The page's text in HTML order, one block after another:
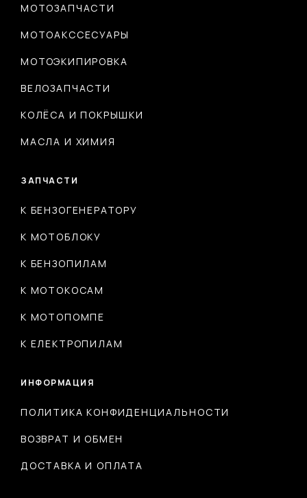
МОТОЗАПЧАСТИ
МОТОАКССЕСУАРЫ
МОТОЭКИПИРОВКА
ВЕЛОЗАПЧАСТИ
КОЛЁСА И ПОКРЫШКИ
МАСЛА И ХИМИЯ
ЗАПЧАСТИ
К БЕНЗОГЕНЕРАТОРУ
К МОТОБЛОКУ
К БЕНЗОПИЛАМ
К МОТОКОСАМ
К МОТОПОМПЕ
К ЕЛЕКТРОПИЛАМ
ИНФОРМАЦИЯ
ПОЛИТИКА КОНФИДЕНЦИАЛЬНОСТИ
ВОЗВРАТ И ОБМЕН
ДОСТАВКА И ОПЛАТА